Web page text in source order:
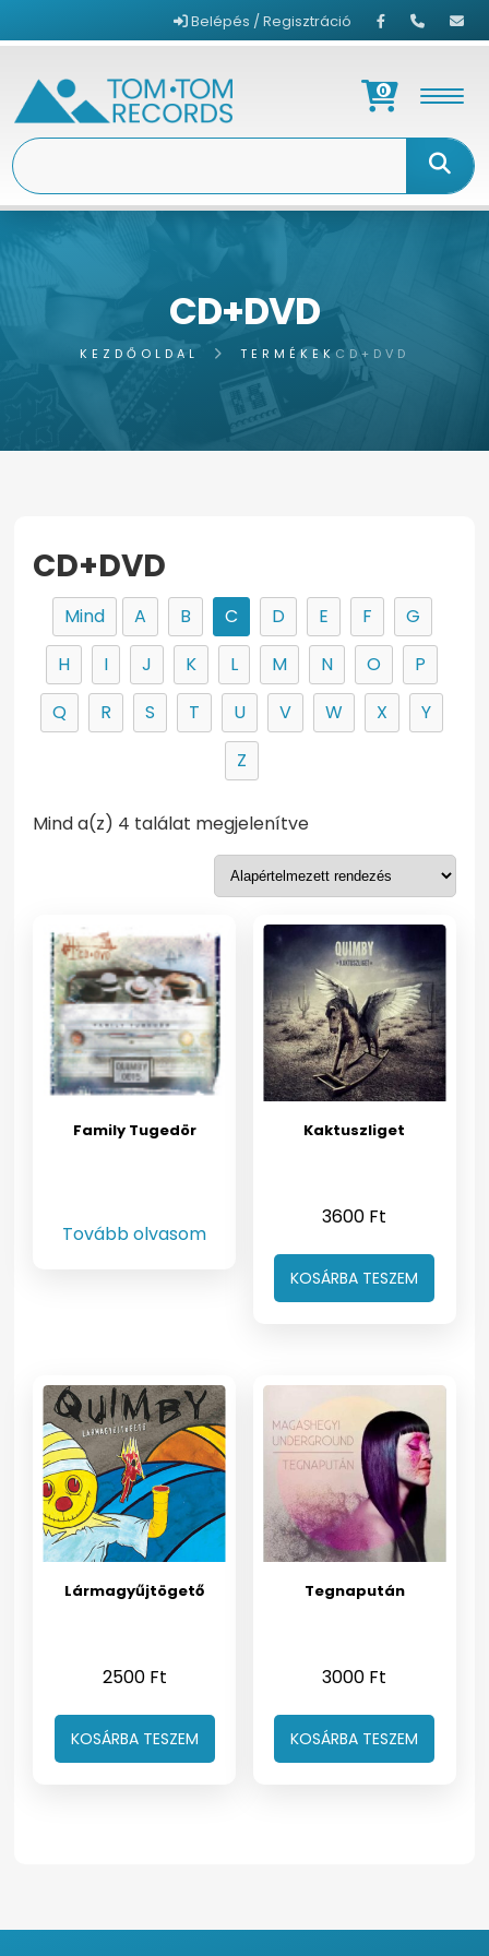
Belépés / Regisztráció
0
CD+DVD
KEZDŐOLDAL TERMÉKEK CD+DVD
CD+DVD
Mind A B C D E F
G
H
I J K L M N O
P
Q
R S T U V W X
Y
Z
Mind a(z) 4 találat megjelenítve
Family Tugedör
Tovább olvasom
Kaktuszliget
3600 Ft
KOSÁRBA TESZEM
Lármagyűjtögető
2500 Ft
KOSÁRBA TESZEM
Tegnapután
3000 Ft
KOSÁRBA TESZEM